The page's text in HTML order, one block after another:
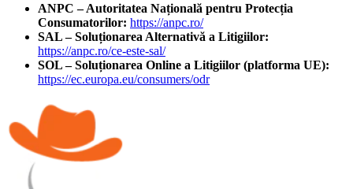
ANPC – Autoritatea Națională pentru Protecția
Consumatorilor: https://anpc.ro/
SAL – Soluționarea Alternativă a Litigiilor:
https://anpc.ro/ce-este-sal/
SOL – Soluționarea Online a Litigiilor (platforma UE):
https://ec.europa.eu/consumers/odr